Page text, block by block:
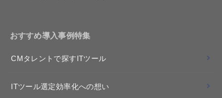
おすすめ導入事例特集
CMタレントで探すITツール
ITツール選定効率化への想い